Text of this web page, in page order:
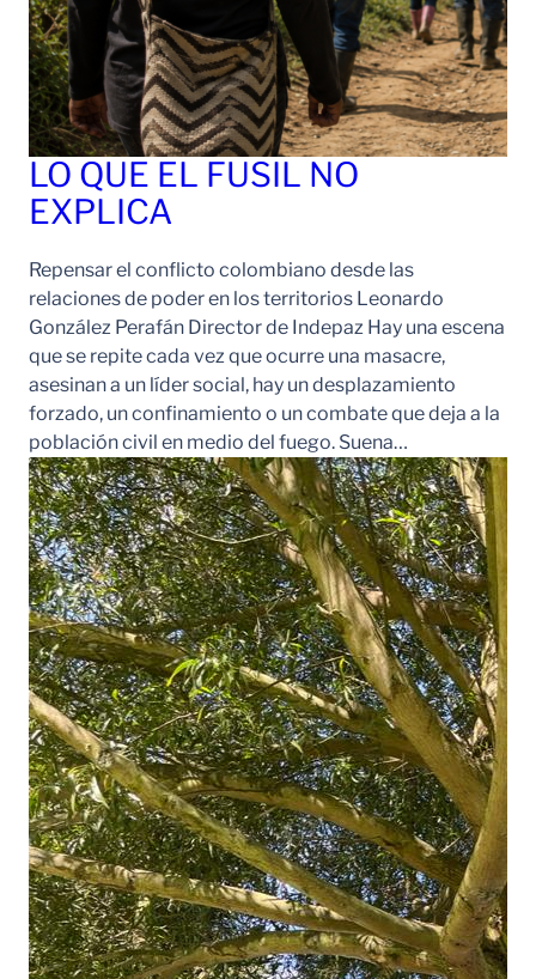
LO QUE EL FUSIL NO
EXPLICA
Repensar el conflicto colombiano desde las
relaciones de poder en los territorios Leonardo
González Perafán Director de Indepaz Hay una escena
que se repite cada vez que ocurre una masacre,
asesinan a un líder social, hay un desplazamiento
forzado, un confinamiento o un combate que deja a la
población civil en medio del fuego. Suena…